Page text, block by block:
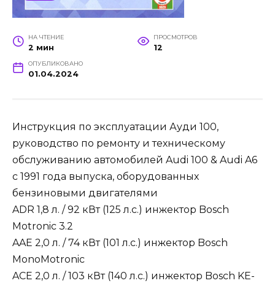
НА ЧТЕНИЕ
2 мин
ПРОСМОТРОВ
12
ОПУБЛИКОВАНО
01.04.2024
Инструкция по эксплуатации Ауди 100,
руководство по ремонту и техническому
обслуживанию автомобилей Audi 100 & Audi A6
с 1991 года выпуска, оборудованных
бензиновыми двигателями
ADR 1,8 л. / 92 кВт (125 л.с.) инжектор Bosch
Motronic 3.2
AAE 2,0 л. / 74 кВт (101 л.с.) инжектор Bosch
MonoMotronic
ACE 2,0 л. / 103 кВт (140 л.с.) инжектор Bosch KE-